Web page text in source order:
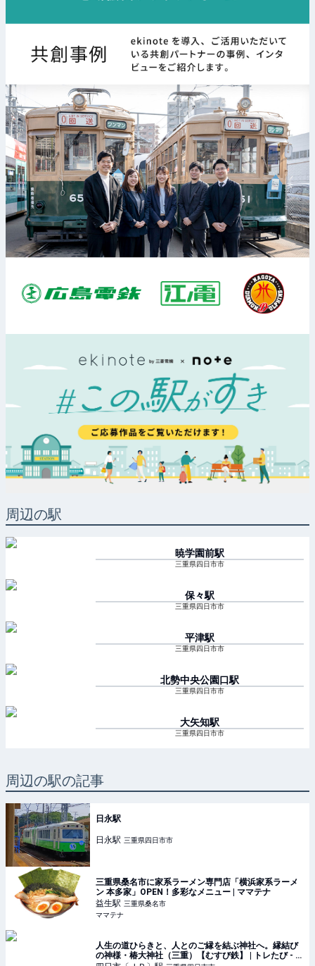
周辺の駅
暁学園前駅
三重県四日市市
保々駅
三重県四日市市
平津駅
三重県四日市市
北勢中央公園口駅
三重県四日市市
大矢知駅
三重県四日市市
周辺の駅の記事
日永駅
日永駅 三重県四日市市
三重県桑名市に家系ラーメン専門店「横浜家系ラーメ
ン 本多家」OPEN！多彩なメニュー | ママテナ
益生駅 三重県桑名市
ママテナ
人生の道ひらきと、人とのご縁を結ぶ神社へ。縁結び
の神様・椿大神社（三重）【むすび鉄】 | トレたび - 鉄